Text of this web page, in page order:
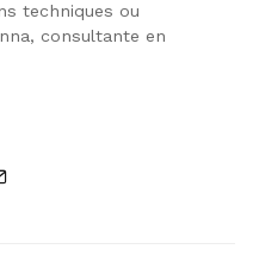
techniques ou
consultante en